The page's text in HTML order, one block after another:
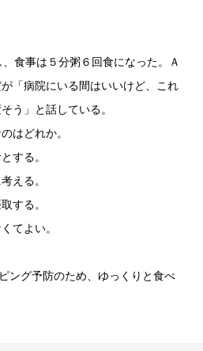
食事は５分粥６回食になった。Ａ
「病院にいる間はいいけど、これ
う」と話している。
はどれか。
する。
える。
する。
てよい。
グ予防のため、ゆっくりと食べ